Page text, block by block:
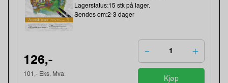
Lagerstatus:15 stk på lager.
Sendes om:2-3 dager
126,-
101,- Eks. Mva.
Kjøp